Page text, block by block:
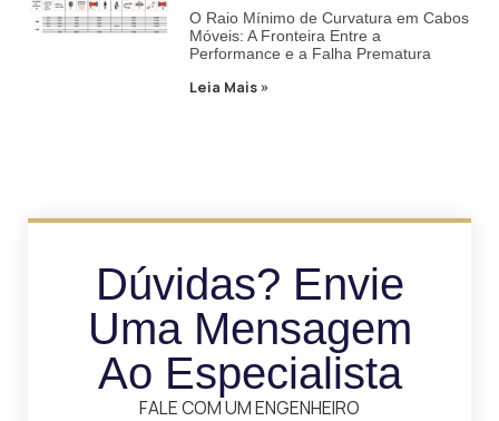
O Raio Mínimo de Curvatura em Cabos
Móveis: A Fronteira Entre a
Performance e a Falha Prematura
Leia Mais »
Dúvidas? Envie
Uma Mensagem
Ao Especialista
FALE COM UM ENGENHEIRO